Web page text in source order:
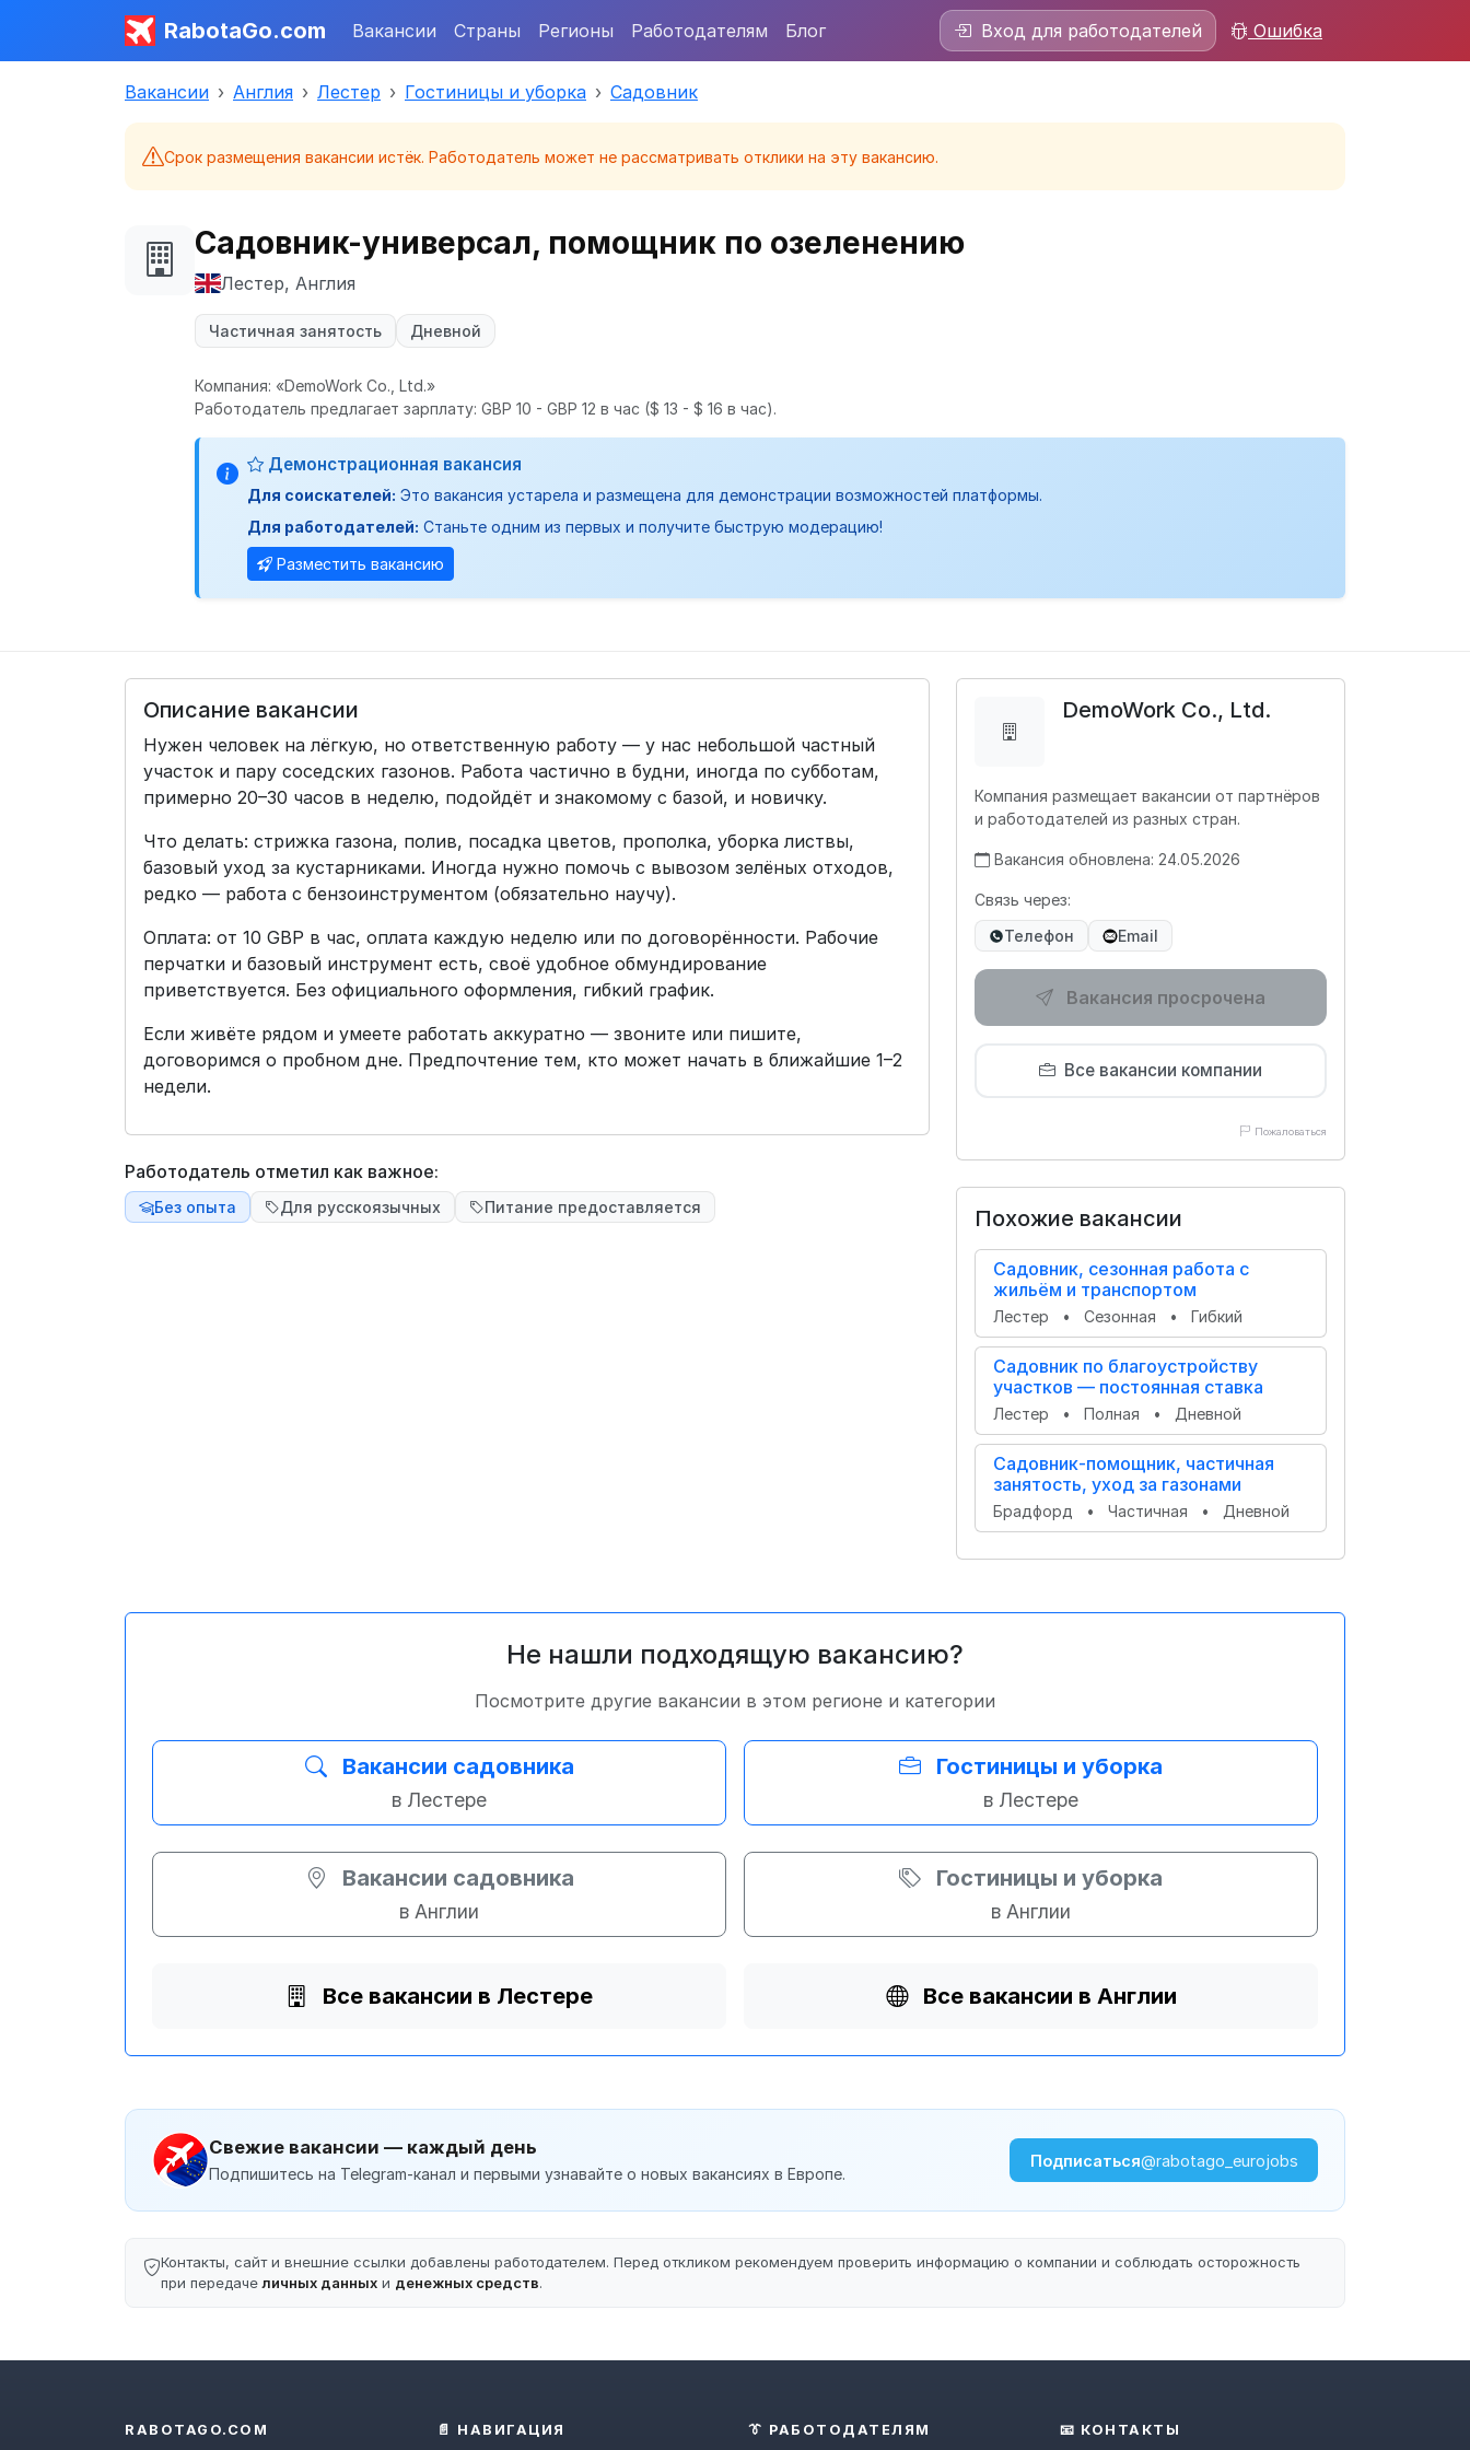
RabotaGo.com Вакансии Страны Регионы Работодателям Блог Вход для работодателей Ошибка
Вакансии Англия Лестер Гостиницы и уборка Садовник
Срок размещения вакансии истёк. Работодатель может не рассматривать отклики на эту вакансию.
Садовник-универсал, помощник по озеленению
Лестер, Англия
Частичная занятость Дневной
Компания: «DemoWork Co., Ltd.»
Работодатель предлагает зарплату: GBP 10 - GBP 12 в час ($ 13 - $ 16 в час).
Демонстрационная вакансия
Для соискателей: Это вакансия устарела и размещена для демонстрации возможностей платформы.
Для работодателей: Станьте одним из первых и получите быструю модерацию!
Разместить вакансию
Описание вакансии
Нужен человек на лёгкую, но ответственную работу — у нас небольшой частный
участок и пару соседских газонов. Работа частично в будни, иногда по субботам,
примерно 20–30 часов в неделю, подойдёт и знакомому с базой, и новичку.
Что делать: стрижка газона, полив, посадка цветов, прополка, уборка листвы,
базовый уход за кустарниками. Иногда нужно помочь с вывозом зелёных отходов,
редко — работа с бензоинструментом (обязательно научу).
Оплата: от 10 GBP в час, оплата каждую неделю или по договорённости. Рабочие
перчатки и базовый инструмент есть, своё удобное обмундирование
приветствуется. Без официального оформления, гибкий график.
Если живёте рядом и умеете работать аккуратно — звоните или пишите,
договоримся о пробном дне. Предпочтение тем, кто может начать в ближайшие 1–2
недели.
Работодатель отметил как важное:
Без опыта Для русскоязычных Питание предоставляется
DemoWork Co., Ltd.
Компания размещает вакансии от партнёров
и работодателей из разных стран.
Вакансия обновлена: 24.05.2026
Связь через:
Телефон
Email
Вакансия просрочена
Все вакансии компании
Пожаловаться
Похожие вакансии
Садовник, сезонная работа с
жильём и транспортом
Лестер • Сезонная • Гибкий
Садовник по благоустройству
участков — постоянная ставка
Лестер • Полная • Дневной
Садовник‑помощник, частичная
занятость, уход за газонами
Брадфорд • Частичная • Дневной
Не нашли подходящую вакансию?
Посмотрите другие вакансии в этом регионе и категории
Вакансии садовника
в Лестере
Гостиницы и уборка
в Лестере
Вакансии садовника
в Англии
Гостиницы и уборка
в Англии
Все вакансии в Лестере Все вакансии в Англии
Свежие вакансии — каждый день
Подпишитесь на Telegram-канал и первыми узнавайте о новых вакансиях в Европе.
Подписаться@rabotago_eurojobs
Контакты, сайт и внешние ссылки добавлены работодателем. Перед откликом рекомендуем проверить информацию о компании и соблюдать осторожность
при передачеличных данных и денежных средств.
RABOTAGO.COM 📄 НАВИГАЦИЯ 👔 РАБОТОДАТЕЛЯМ 📧 КОНТАКТЫ